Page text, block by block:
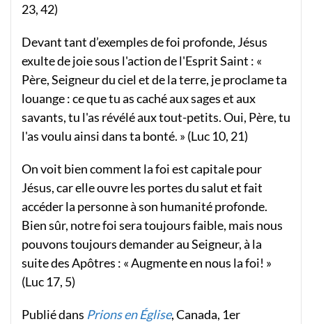
23, 42)
Devant tant d’exemples de foi profonde, Jésus
exulte de joie sous l'action de l'Esprit Saint : «
Père, Seigneur du ciel et de la terre, je proclame ta
louange : ce que tu as caché aux sages et aux
savants, tu l'as révélé aux tout-petits. Oui, Père, tu
l'as voulu ainsi dans ta bonté. » (Luc 10, 21)
On voit bien comment la foi est capitale pour
Jésus, car elle ouvre les portes du salut et fait
accéder la personne à son humanité profonde.
Bien sûr, notre foi sera toujours faible, mais nous
pouvons toujours demander au Seigneur, à la
suite des Apôtres : « Augmente en nous la foi! »
(Luc 17, 5)
Publié dans Prions en Église, Canada, 1er